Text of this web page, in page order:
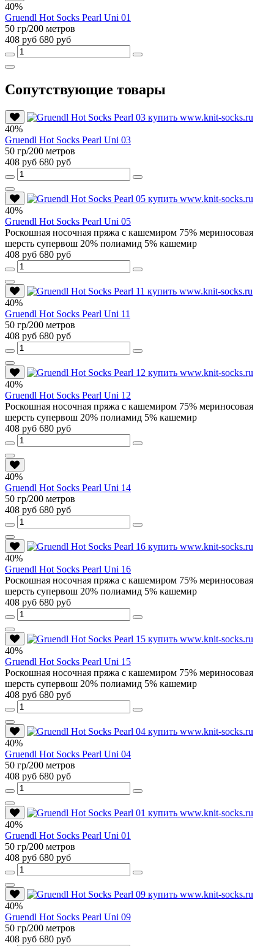
40%
Gruendl Hot Socks Pearl Uni 01
50 гр/200 метров
408 руб 680 руб
Сопутствующие товары
40%
Gruendl Hot Socks Pearl Uni 03
50 гр/200 метров
408 руб 680 руб
40%
Gruendl Hot Socks Pearl Uni 05
Роскошная носочная пряжа с кашемиром 75% мериносовая
шерсть супервош 20% полиамид 5% кашемир
408 руб 680 руб
40%
Gruendl Hot Socks Pearl Uni 11
50 гр/200 метров
408 руб 680 руб
40%
Gruendl Hot Socks Pearl Uni 12
Роскошная носочная пряжа с кашемиром 75% мериносовая
шерсть супервош 20% полиамид 5% кашемир
408 руб 680 руб
40%
Gruendl Hot Socks Pearl Uni 14
50 гр/200 метров
408 руб 680 руб
40%
Gruendl Hot Socks Pearl Uni 16
Роскошная носочная пряжа с кашемиром 75% мериносовая
шерсть супервош 20% полиамид 5% кашемир
408 руб 680 руб
40%
Gruendl Hot Socks Pearl Uni 15
Роскошная носочная пряжа с кашемиром 75% мериносовая
шерсть супервош 20% полиамид 5% кашемир
408 руб 680 руб
40%
Gruendl Hot Socks Pearl Uni 04
50 гр/200 метров
408 руб 680 руб
40%
Gruendl Hot Socks Pearl Uni 01
50 гр/200 метров
408 руб 680 руб
40%
Gruendl Hot Socks Pearl Uni 09
50 гр/200 метров
408 руб 680 руб